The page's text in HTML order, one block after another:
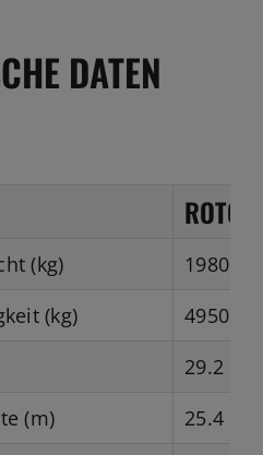
DATEN
(kg)
19800
(kg)
4950
29.2
(m)
25.4